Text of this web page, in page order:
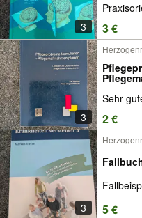
3 3 €
3
Sehr
2 €
3 5 €